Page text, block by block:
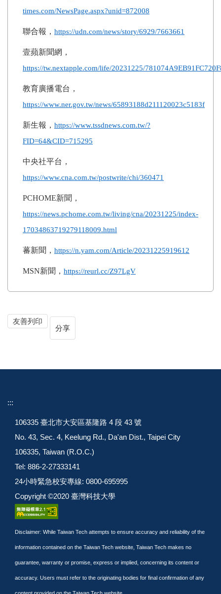
times.com/NewsPage.aspx?unid=872008
聯合報， https://udn.com/news/story/6929/7663661
壹蘋新聞網，
https://tw.nextapple.com/life/20231225/
教育廣播電台，
https://www.ner.gov.tw/news/65893188d211120023c5183f
新生報， https://www.tssdnews.com.tw/?
FID=64&CID=715295
中央社平台，
https://www.cna.com.tw/postwrite/chi/360471
PCHOME新聞，
https://news.pchome.com.tw/living/cna/20231225/index-
17034863719279118009.html
蕃新聞， https://n.yam.com/Article/20231225919612
MSN新聞， https://reurl.cc/Z97LgV
友善列印
分享
:::
106335 臺北市大安區基隆路 4 段 43 號
No. 43, Sec. 4, Keelung Rd., Da'an Dist., Taipei City
106335, Taiwan (R.O.C.)
Tel: 886-2-27333141
24小時緊急校安專線: 0800-695995
Copyright ©2020 臺灣科技大學
Disclaimer: While Taiwan Tech attempts to ensure accuracy and reliability of the
information contained on the Taiwan Tech website, Taiwan Tech makes no
guarantee, warranty or promise, express or implied, concerning its content or
accuracy. Users must refer to the originating bodies for final confirmation of any